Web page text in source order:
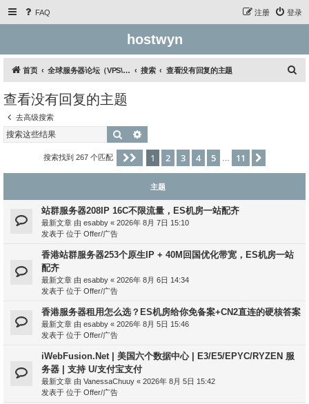
FAQ 登录
注册
hostwyn
首页 全球服务器论坛（VPS\云服务器\独立服务器） 搜索 查看没有回复的主题
查看没有回复的主题
去高级搜索
搜索
搜索找到 267 个匹配 分页：1 11
1 2 3 4 5 11
主题
站群服务器208IP 16C不限流量，ES机房一站配齐
最新文章 由 esabby « 2026年 8月 7日 15:10
发表于 位于 Offer/广告
香港站群服务器253个原生IP + 40M回国优化带宽，ES机房一站
配齐
最新文章 由 esabby « 2026年 8月 6日 14:34
发表于 位于 Offer/广告
香港服务器租用怎么选？ES机房给你免备案+CN2直连的硬核答案
最新文章 由 esabby « 2026年 8月 5日 15:46
发表于 位于 Offer/广告
iWebFusion.Net | 美国六个数据中心 | E3/E5/EPYC/RYZEN 服
务器 | 支持 U/支付宝支付
最新文章 由 VanessaChuuy « 2026年 8月 5日 15:42
发表于 位于 Offer/广告